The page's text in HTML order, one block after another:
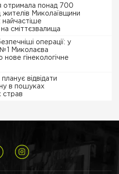
отримала понад 700
жителів Миколаївщини
сміттєзвалища
операції: у
№1 Миколаєва
гінекологічне
відвідати
в пошуках
страв